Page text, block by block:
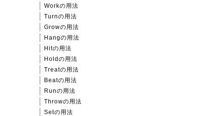
Workの用法
Turnの用法
Growの用法
Hangの用法
Hitの用法
Holdの用法
Treatの用法
Beatの用法
Runの用法
Throwの用法
Setの用法